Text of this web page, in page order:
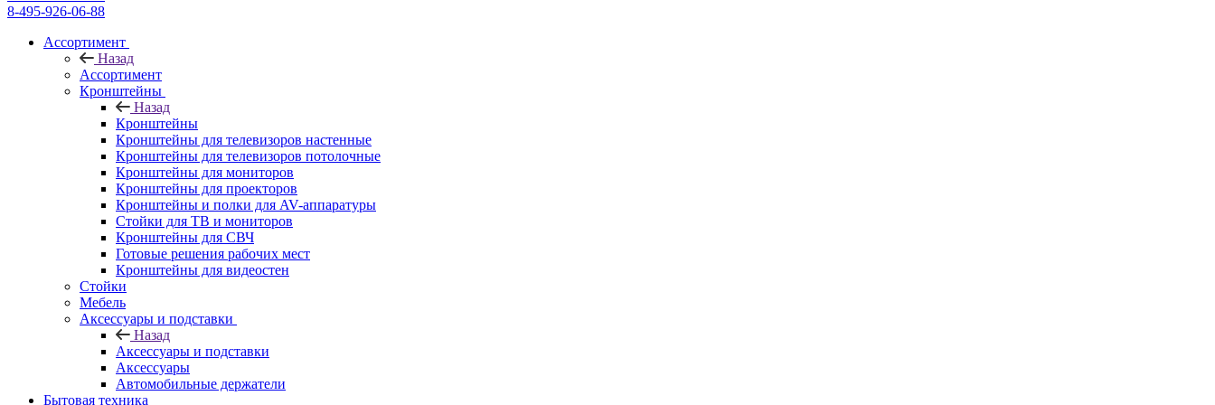
8-495-926-06-88
Ассортимент
Назад
Ассортимент
Кронштейны
Назад
Кронштейны
Кронштейны для телевизоров настенные
Кронштейны для телевизоров потолочные
Кронштейны для мониторов
Кронштейны для проекторов
Кронштейны и полки для AV-аппаратуры
Стойки для ТВ и мониторов
Кронштейны для СВЧ
Готовые решения рабочих мест
Кронштейны для видеостен
Стойки
Мебель
Аксессуары и подставки
Назад
Аксессуары и подставки
Аксессуары
Автомобильные держатели
Бытовая техника